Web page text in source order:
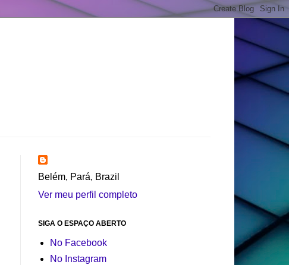
Belém, Pará, Brazil
Ver meu perfil completo
SIGA O ESPAÇO ABERTO
No Facebook
No Instagram